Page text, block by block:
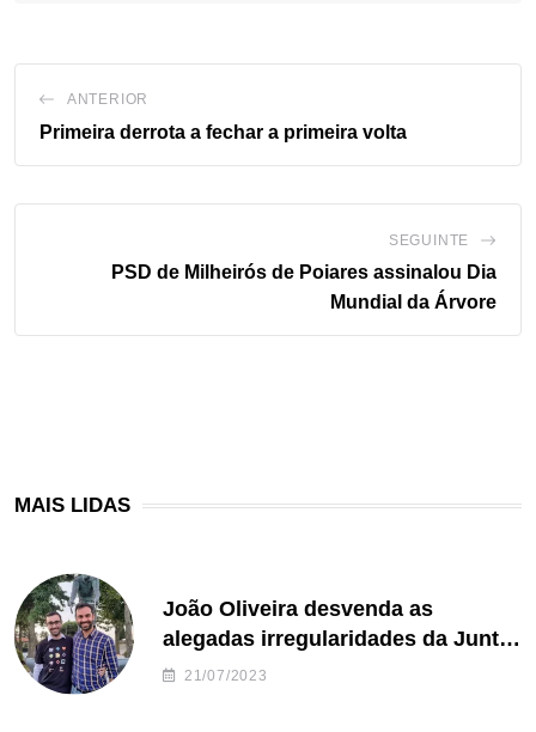
ANTERIOR
Primeira derrota a fechar a primeira volta
SEGUINTE
PSD de Milheirós de Poiares assinalou Dia
Mundial da Árvore
MAIS LIDAS
João Oliveira desvenda as
alegadas irregularidades da Junta
de Freguesia S. João de Ver
21/07/2023